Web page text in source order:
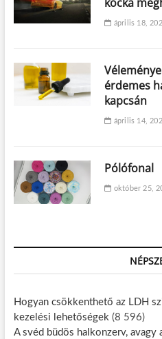
április 18,
érdemes
kapcsán
április 14,
Pólófonal
október 25,
Hogyan csökkenthető az LDH
kezelési lehetőségek (8 596)
A svéd büdös halkonzerv, avagy